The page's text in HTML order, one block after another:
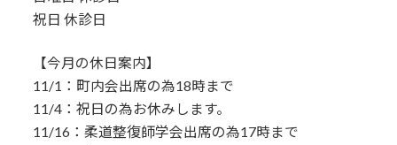
祝日 休診日
【今月の休日案内】
11/1：町内会出席の為18時まで
11/4：祝日の為お休みします。
11/16：柔道整復師学会出席の為17時まで